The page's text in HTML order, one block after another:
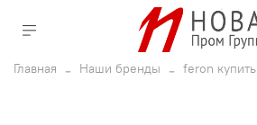
Главная Наши бренды feron купить